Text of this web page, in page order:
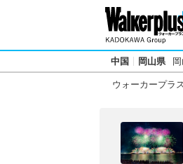
中国 岡山県
ウォーカープラ